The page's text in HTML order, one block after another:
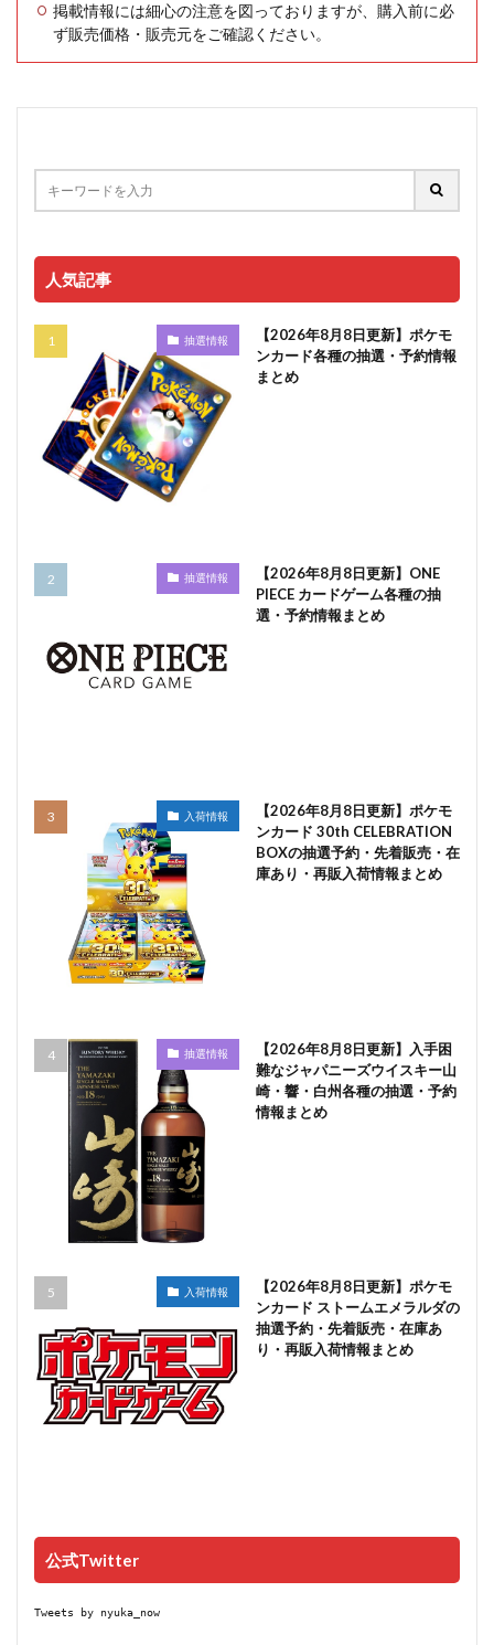
掲載情報には細心の注意を図っておりますが、購入前に必
ず販売価格・販売元をご確認ください。
人気記事
抽選情報
【2026年8月8日更新】ポケモ
ンカード各種の抽選・予約情報
まとめ
抽選情報
【2026年8月8日更新】ONE
PIECE カードゲーム各種の抽
選・予約情報まとめ
入荷情報
【2026年8月8日更新】ポケモ
ンカード 30th CELEBRATION
BOXの抽選予約・先着販売・在
庫あり・再販入荷情報まとめ
抽選情報
【2026年8月8日更新】入手困
難なジャパニーズウイスキー山
崎・響・白州各種の抽選・予約
情報まとめ
入荷情報
【2026年8月8日更新】ポケモ
ンカード ストームエメラルダの
抽選予約・先着販売・在庫あ
り・再販入荷情報まとめ
公式Twitter
Tweets by nyuka_now